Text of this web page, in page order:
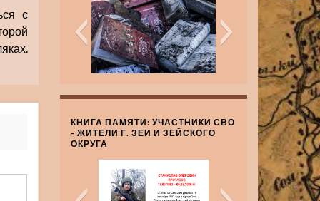
с
КНИГА ПАМЯТИ: УЧАСТНИКИ СВО
- ЖИТЕЛИ Г. ЗЕИ И ЗЕЙСКОГО
ОКРУГА